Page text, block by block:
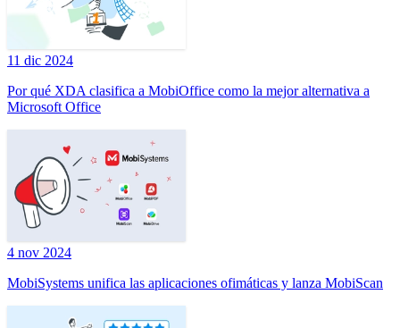
11 dic 2024
Por qué XDA clasifica a MobiOffice como la mejor alternativa a
Microsoft Office
4 nov 2024
MobiSystems unifica las aplicaciones ofimáticas y lanza MobiScan